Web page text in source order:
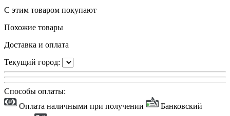
С этим товаром покупают
Похожие товары
Доставка и оплата
Текущий город:
Способы оплаты:
Оплата наличными при получении
Банковский